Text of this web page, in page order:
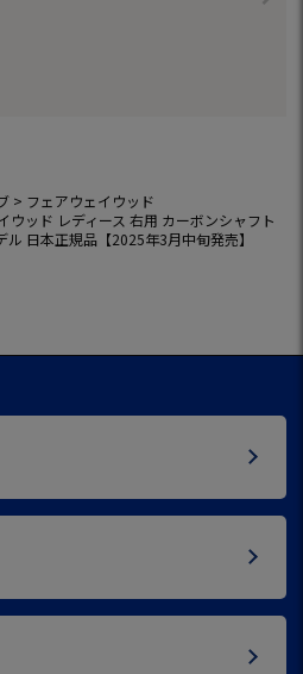
フェアウェイウッド
ウッド レディース 右用 カーボンシャフト
日本正規品【2025年3月中旬発売】